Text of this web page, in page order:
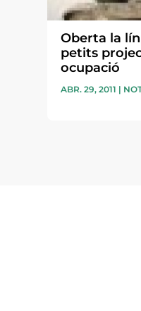
Oberta la
petits
ocupació
ABR. 29, 2011 |